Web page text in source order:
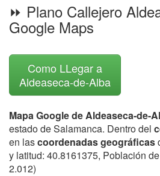
⏩ Plano Callejero
Google Maps
Como LLegar a
Aldeaseca-de-Alba
Mapa Google de Aldeaseca-de-
estado de Salamanca. Dentro del
en lascoordenadas geográficas
y latitud: 40.8161375, Población
2.012)